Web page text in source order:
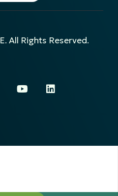
All Rights Reserved.